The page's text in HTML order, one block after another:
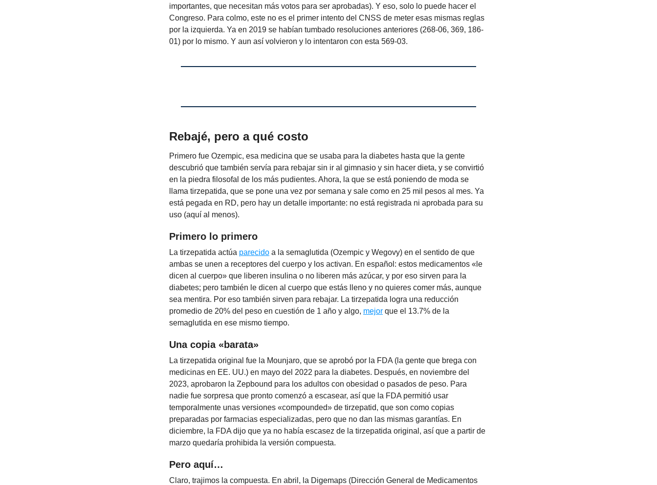
importantes, que necesitan más votos para ser aprobadas). Y eso, solo lo puede hacer el
Congreso. Para colmo, este no es el primer intento del CNSS de meter esas mismas reglas
por la izquierda. Ya en 2019 se habían tumbado resoluciones anteriores (268-06, 369, 186-
01) por lo mismo. Y aun así volvieron y lo intentaron con esta 569-03.
Rebajé, pero a qué costo
Primero fue Ozempic, esa medicina que se usaba para la diabetes hasta que la gente
descubrió que también servía para rebajar sin ir al gimnasio y sin hacer dieta, y se convirtió
en la piedra filosofal de los más pudientes. Ahora, la que se está poniendo de moda se
llama tirzepatida, que se pone una vez por semana y sale como en 25 mil pesos al mes. Ya
está pegada en RD, pero hay un detalle importante: no está registrada ni aprobada para su
uso (aquí al menos).
Primero lo primero
La tirzepatida actúa parecido a la semaglutida (Ozempic y Wegovy) en el sentido de que
ambas se unen a receptores del cuerpo y los activan. En español: estos medicamentos «le
dicen al cuerpo» que liberen insulina o no liberen más azúcar, y por eso sirven para la
diabetes; pero también le dicen al cuerpo que estás lleno y no quieres comer más, aunque
sea mentira. Por eso también sirven para rebajar. La tirzepatida logra una reducción
promedio de 20% del peso en cuestión de 1 año y algo, mejor que el 13.7% de la
semaglutida en ese mismo tiempo.
Una copia «barata»
La tirzepatida original fue la Mounjaro, que se aprobó por la FDA (la gente que brega con
medicinas en EE. UU.) en mayo del 2022 para la diabetes. Después, en noviembre del
2023, aprobaron la Zepbound para los adultos con obesidad o pasados de peso. Para
nadie fue sorpresa que pronto comenzó a escasear, así que la FDA permitió usar
temporalmente unas versiones «compounded» de tirzepatid, que son como copias
preparadas por farmacias especializadas, pero que no dan las mismas garantías. En
diciembre, la FDA dijo que ya no había escasez de la tirzepatida original, así que a partir de
marzo quedaría prohibida la versión compuesta.
Pero aquí…
Claro, trajimos la compuesta. En abril, la Digemaps (Dirección General de Medicamentos